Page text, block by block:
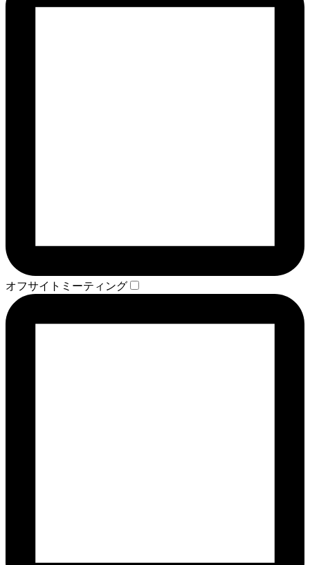
オフサイトミーティング